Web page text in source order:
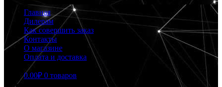
Главная
Дилерам
Как совершить заказ
Контакты
О магазине
Оплата и доставка
0.00₽ 0 товаров